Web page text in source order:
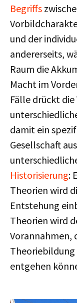
Begriffs
und der
andererseits,
Raum die
Macht im
Fälle drückt
damit ein
Gesellschaft
Historisierung:
Theorien wird
Entstehung
Theorien wird
Vorannahmen,
entgehen